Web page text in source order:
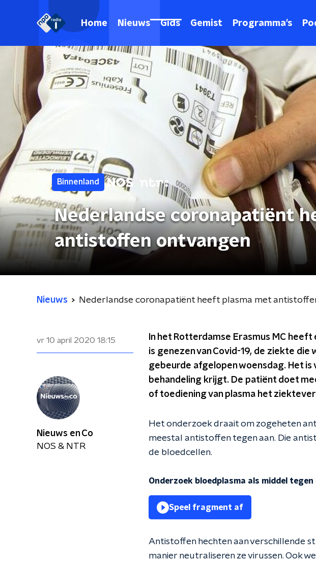
Home Nieuws Gids Gemist Programma's
Binnenland
Nederlandse coronapatiënt
antistoffen ontvangen
Nieuws Nederlandse coronapatiënt heeft plasma met
vr 10 april 2020 18:15
In het Rotterdamse Erasmus MC
is genezen van Covid-19, de ziekte
gebeurde afgelopen woensdag. Het
behandeling krijgt. De patiënt doet
of toediening van plasma het
Het onderzoek draait om zogeheten
meestal antistoffen tegen aan. Die
de bloedcellen.
Onderzoek bloedplasma als middel
Speel fragment af
Antistoffen hechten aan verschillende
manier neutraliseren ze virussen. Ook
Nieuws en Co
NOS & NTR